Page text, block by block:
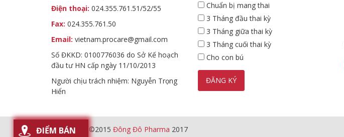
ĐIỂM BÁN
Điện thoại: 024.355.761.51/52/55
Fax: 024.355.761.50
Email: vietnam.procare@gmail.com
Số ĐKKD: 0100776036 do Sở Kế hoạch
đầu tư HN cấp ngày 11/10/2013
Người chịu trách nhiệm: Nguyễn Trọng
Hiển
Chuẩn bị mang thai
3 Tháng đầu thai kỳ
3 Tháng giữa thai kỳ
3 Tháng cuối thai kỳ
Cho con bú
All Content ©2015 Đông Đô Pharma 2017